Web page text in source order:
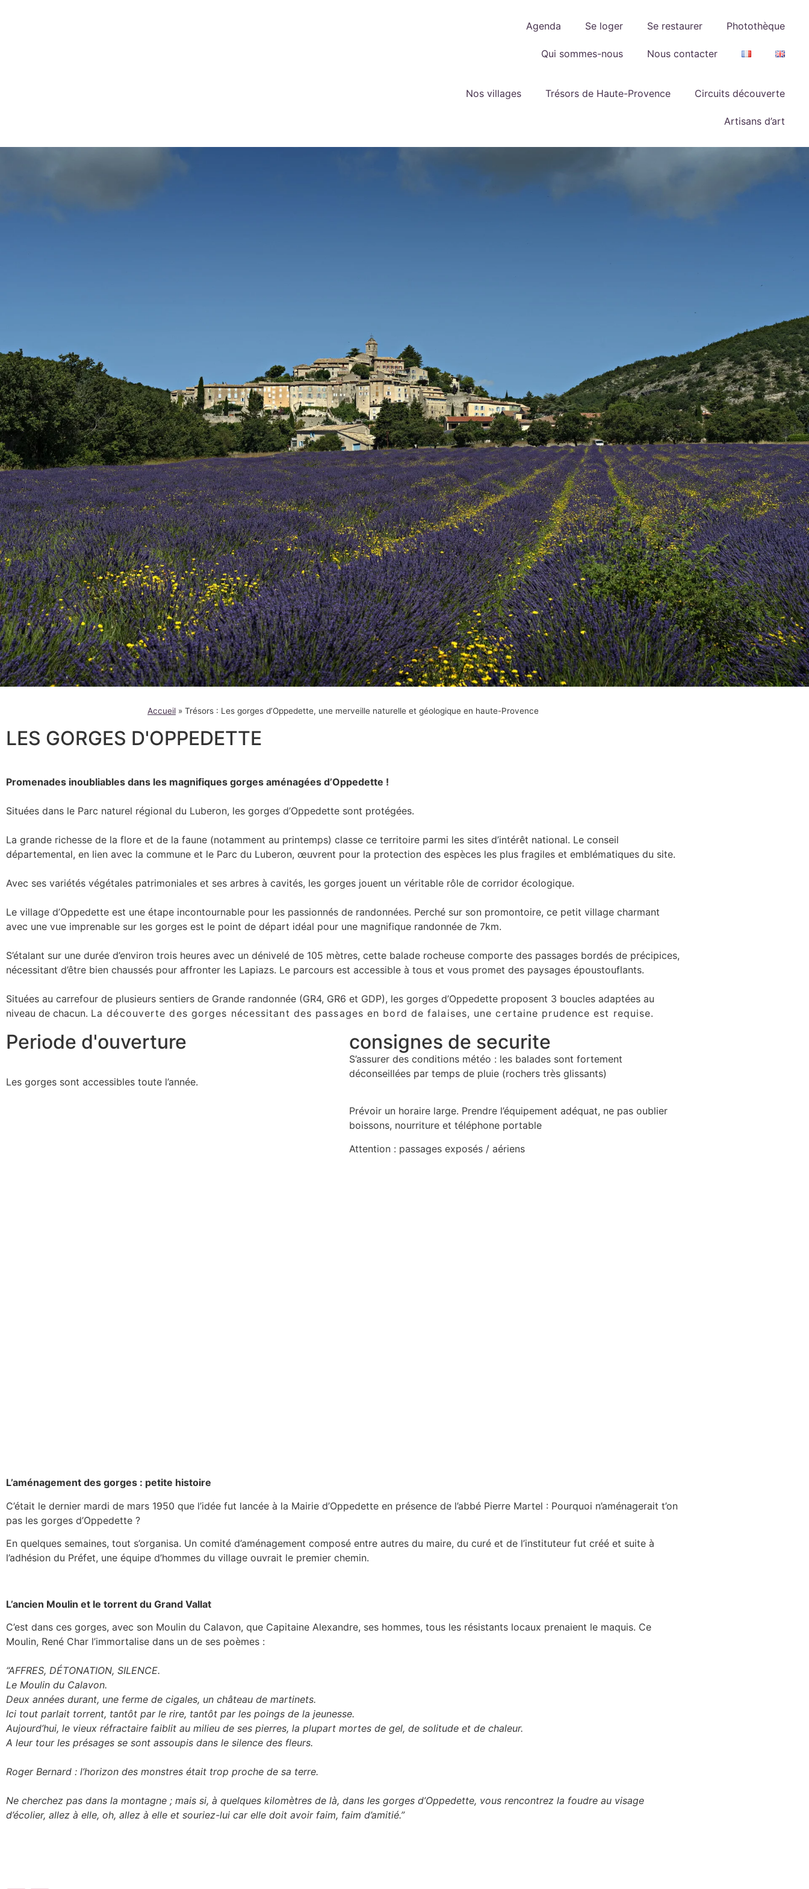
Agenda Se loger Se restaurer Photothèque
Qui sommes-nous Nous contacter
Nos villages Trésors de Haute-Provence Circuits découverte
Artisans d’art
Accueil » Trésors : Les gorges d’Oppedette, une merveille naturelle et géologique en haute-Provence
LES GORGES D'OPPEDETTE
Promenades inoubliables dans les magnifiques gorges aménagées d’Oppedette !
Situées dans le Parc naturel régional du Luberon, les gorges d’Oppedette sont protégées.
La grande richesse de la flore et de la faune (notamment au printemps) classe ce territoire parmi les sites d’intérêt national. Le conseil
départemental, en lien avec la commune et le Parc du Luberon, œuvrent pour la protection des espèces les plus fragiles et emblématiques du site.
Avec ses variétés végétales patrimoniales et ses arbres à cavités, les gorges jouent un véritable rôle de corridor écologique.
Le village d’Oppedette est une étape incontournable pour les passionnés de randonnées. Perché sur son promontoire, ce petit village charmant
avec une vue imprenable sur les gorges est le point de départ idéal pour une magnifique randonnée de 7km.
S’étalant sur une durée d’environ trois heures avec un dénivelé de 105 mètres, cette balade rocheuse comporte des passages bordés de précipices,
nécessitant d’être bien chaussés pour affronter les Lapiazs. Le parcours est accessible à tous et vous promet des paysages époustouflants.
Situées au carrefour de plusieurs sentiers de Grande randonnée (GR4, GR6 et GDP), les gorges d’Oppedette proposent 3 boucles adaptées au
niveau de chacun. La découverte des gorges nécessitant des passages en bord de falaises, une certaine prudence est requise.
Periode d'ouverture
Les gorges sont accessibles toute l’année.
consignes de securite
S’assurer des conditions météo : les balades sont fortement
déconseillées par temps de pluie (rochers très glissants)
Prévoir un horaire large. Prendre l’équipement adéquat, ne pas oublier
boissons, nourriture et téléphone portable
Attention : passages exposés / aériens
L’aménagement des gorges : petite histoire
C’était le dernier mardi de mars 1950 que l’idée fut lancée à la Mairie d’Oppedette en présence de l’abbé Pierre Martel : Pourquoi n’aménagerait t’on
pas les gorges d’Oppedette ?
En quelques semaines, tout s’organisa. Un comité d’aménagement composé entre autres du maire, du curé et de l’instituteur fut créé et suite à
l’adhésion du Préfet, une équipe d’hommes du village ouvrait le premier chemin.
L’ancien Moulin et le torrent du Grand Vallat
C’est dans ces gorges, avec son Moulin du Calavon, que Capitaine Alexandre, ses hommes, tous les résistants locaux prenaient le maquis. Ce
Moulin, René Char l’immortalise dans un de ses poèmes :
“AFFRES, DÉTONATION, SILENCE.
Le Moulin du Calavon.
Deux années durant, une ferme de cigales, un château de martinets.
Ici tout parlait torrent, tantôt par le rire, tantôt par les poings de la jeunesse.
Aujourd’hui, le vieux réfractaire faiblit au milieu de ses pierres, la plupart mortes de gel, de solitude et de chaleur.
A leur tour les présages se sont assoupis dans le silence des fleurs.
Roger Bernard : l’horizon des monstres était trop proche de sa terre.
Ne cherchez pas dans la montagne ; mais si, à quelques kilomètres de là, dans les gorges d’Oppedette, vous rencontrez la foudre au visage
d’écolier, allez à elle, oh, allez à elle et souriez-lui car elle doit avoir faim, faim d’amitié.”